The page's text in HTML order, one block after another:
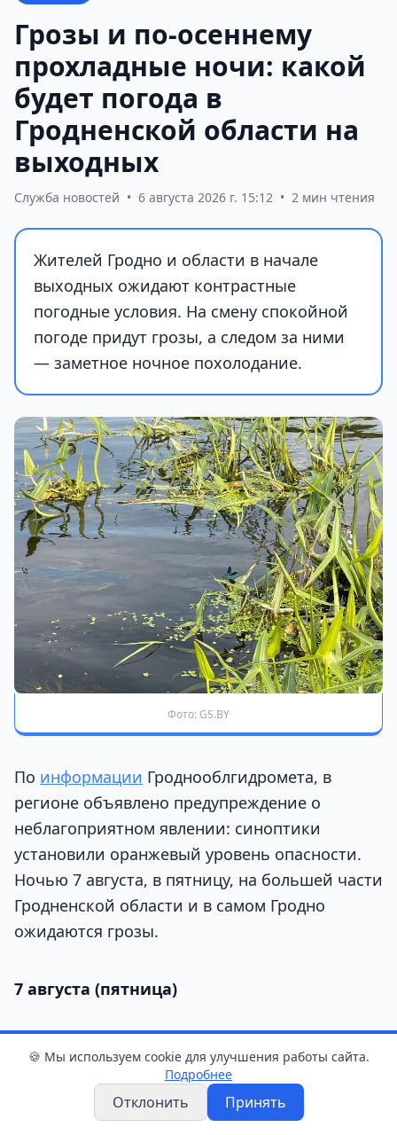
Грозы и по-осеннему
прохладные ночи: какой
будет погода в
Гродненской области на
выходных
Служба новостей • 6 августа 2026 г. 15:12 • 2 мин чтения
Жителей Гродно и области в начале
выходных ожидают контрастные
погодные условия. На смену спокойной
погоде придут грозы, а следом за ними
— заметное ночное похолодание.
Фото: GS.BY
По информации Гроднооблгидромета, в
регионе объявлено предупреждение о
неблагоприятном явлении: синоптики
установили оранжевый уровень опасности.
Ночью 7 августа, в пятницу, на большей части
Гродненской области и в самом Гродно
ожидаются грозы.
7 августа (пятница)
Погоду будет определять активный
атмосферный фронт, который принесет
дожди и порывистый ветер. В областном
центре в ночь на пятницу пройдет
🍪 Мы используем cookie для улучшения работы сайта.
Подробнее
Отклонить Принять